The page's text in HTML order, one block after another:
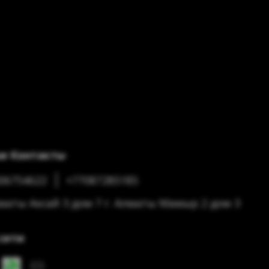
Контакты
+77087285185
Аксай 3 дом 7 г. Алматы Мамыр 2 дом 3